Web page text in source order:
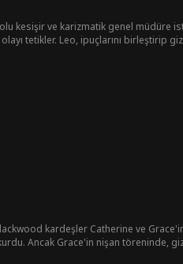
kesişir ve karizmatik genel müdüre
tetikler. Leo, ipuçlarını birleştirip
kardeşler Catherine ve
Ancak Grace'in nişan töreninde,